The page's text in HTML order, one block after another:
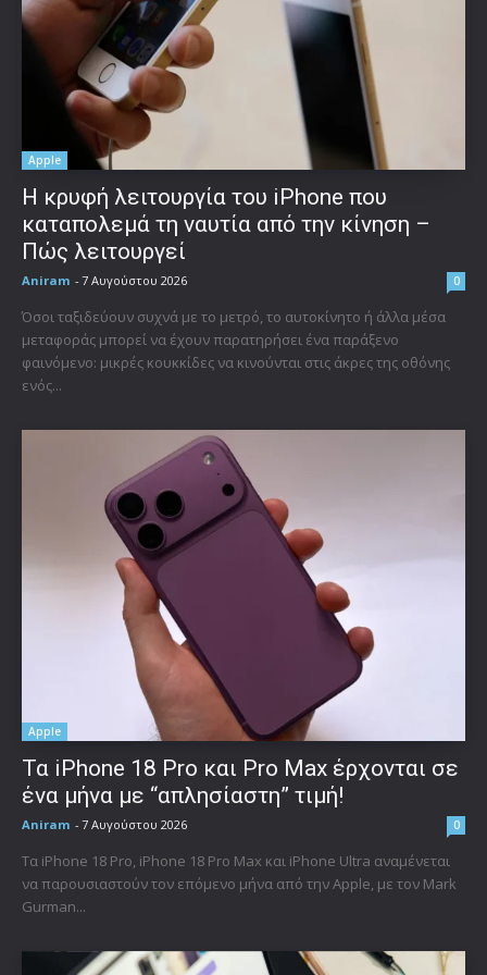
Apple
Η κρυφή λειτουργία του iPhone που
καταπολεμά τη ναυτία από την κίνηση –
Πώς λειτουργεί
Aniram - 7 Αυγούστου 2026 0
Όσοι ταξιδεύουν συχνά με το μετρό, το αυτοκίνητο ή άλλα μέσα
μεταφοράς μπορεί να έχουν παρατηρήσει ένα παράξενο
φαινόμενο: μικρές κουκκίδες να κινούνται στις άκρες της οθόνης
ενός...
Apple
Τα iPhone 18 Pro και Pro Max έρχονται σε
ένα μήνα με “απλησίαστη” τιμή!
Aniram - 7 Αυγούστου 2026 0
Τα iPhone 18 Pro, iPhone 18 Pro Max και iPhone Ultra αναμένεται
να παρουσιαστούν τον επόμενο μήνα από την Apple, με τον Mark
Gurman...